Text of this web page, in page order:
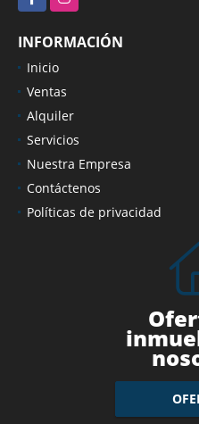
INFORMACIÓN
Inicio
Ventas
Alquiler
Servicios
Nuestra Empresa
Contáctenos
Políticas de privacidad